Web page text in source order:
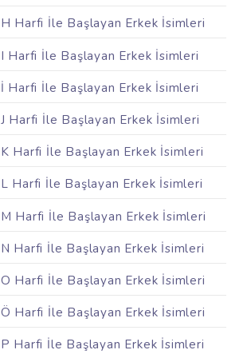
H Harfi İle Başlayan Erkek İsimleri
I Harfi İle Başlayan Erkek İsimleri
İ Harfi İle Başlayan Erkek İsimleri
J Harfi İle Başlayan Erkek İsimleri
K Harfi İle Başlayan Erkek İsimleri
L Harfi İle Başlayan Erkek İsimleri
M Harfi İle Başlayan Erkek İsimleri
N Harfi İle Başlayan Erkek İsimleri
O Harfi İle Başlayan Erkek İsimleri
Ö Harfi İle Başlayan Erkek İsimleri
P Harfi İle Başlayan Erkek İsimleri